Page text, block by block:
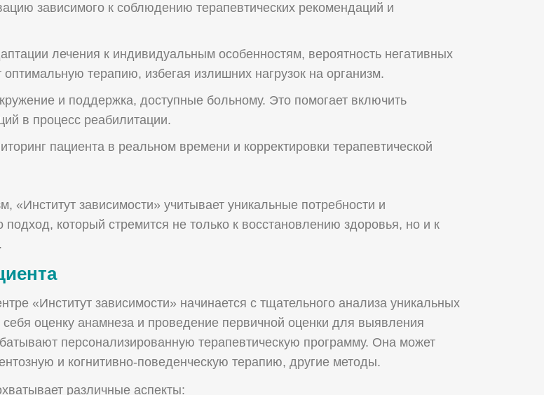
зависимого к соблюдению терапевтических рекомендаций и
лечения к индивидуальным особенностям, вероятность негативных
терапию, избегая излишних нагрузок на организм.
и поддержка, доступные больному. Это помогает включить
в процесс реабилитации.
пациента в реальном времени и корректировки терапевтической
«Институт зависимости» учитывает уникальные потребности и
подход, который стремится не только к восстановлению здоровья, но и к
«Институт зависимости» начинается с тщательного анализа уникальных
оценку анамнеза и проведение первичной оценки для выявления
персонализированную терапевтическую программу. Она может
и когнитивно-поведенческую терапию, другие методы.
различные аспекты:
вашу заявку